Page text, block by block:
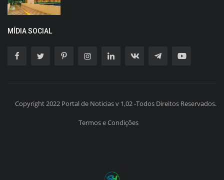
MÍDIA SOCIAL
Copyright 2022 Portal de Noticias v 1,02 -Todos Direitos Reservados.
Termos e Condições